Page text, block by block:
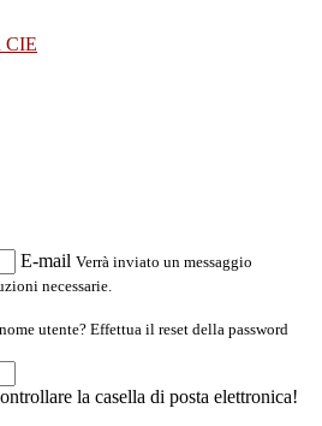
CIE
E-mail Verrà inviato un messaggio
necessarie.
utente? Effettua il reset della password
la casella di posta elettronica!